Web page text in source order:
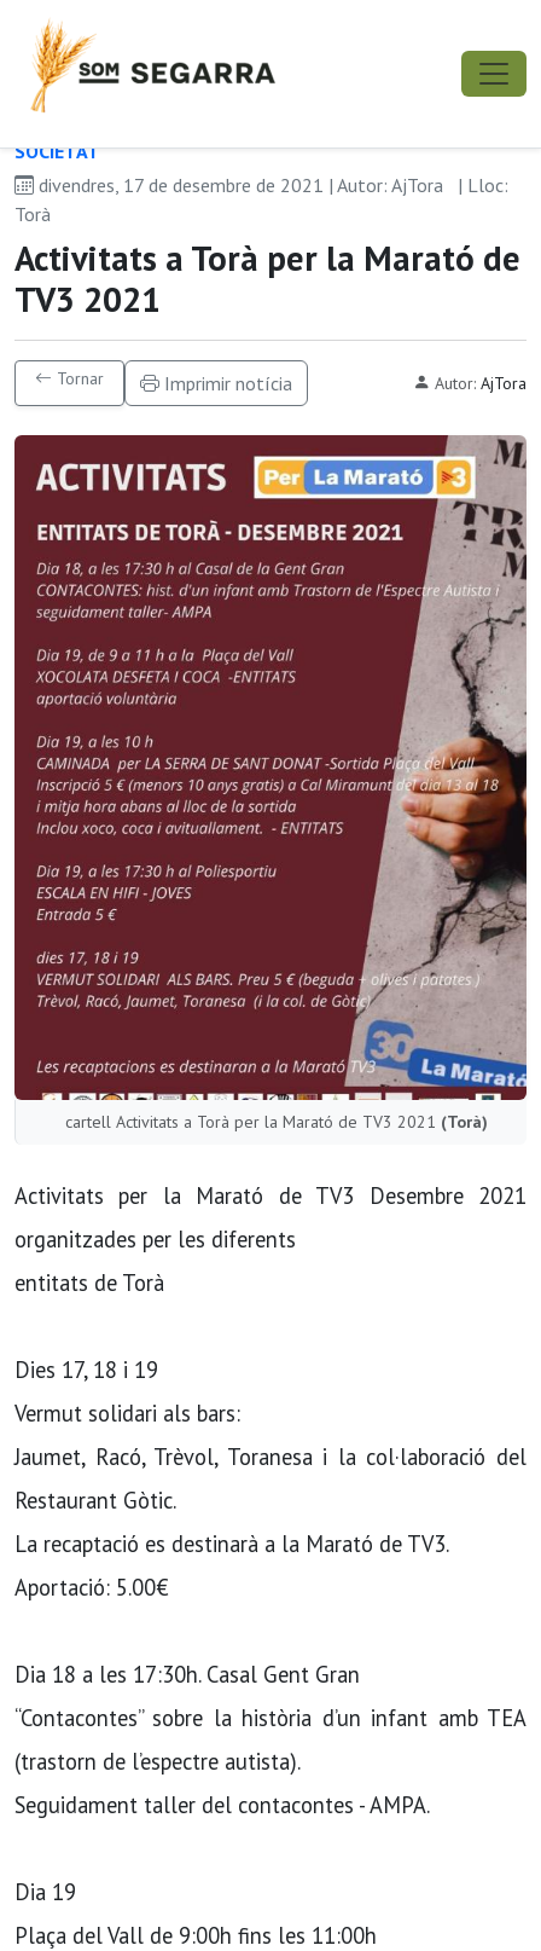
SOCIETAT
divendres, 17 de desembre de 2021 | Autor: AjTora
| Lloc:
Torà
Activitats a Torà per la Marató de
TV3 2021
Tornar Imprimir notícia Autor: AjTora
cartell Activitats a Torà per la Marató de TV3 2021 (Torà)
Activitats per la Marató de TV3 Desembre 2021
organitzades per les diferents
entitats de Torà
Dies 17, 18 i 19
Vermut solidari als bars:
Jaumet, Racó, Trèvol, Toranesa i la col·laboració del
Restaurant Gòtic.
La recaptació es destinarà a la Marató de TV3.
Aportació: 5.00€
Dia 18 a les 17:30h. Casal Gent Gran
“Contacontes” sobre la història d’un infant amb TEA
(trastorn de l’espectre autista).
Seguidament taller del contacontes - AMPA.
Dia 19
Plaça del Vall de 9:00h fins les 11:00h